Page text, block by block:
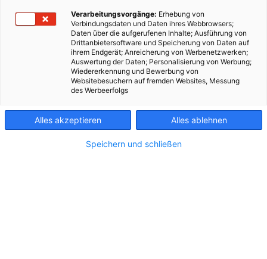
Verarbeitungsvorgänge: Erhebung von
Verbindungsdaten und Daten ihres Webbrowsers;
Daten über die aufgerufenen Inhalte; Ausführung von
Drittanbietersoftware und Speicherung von Daten auf
ihrem Endgerät; Anreicherung von Werbenetzwerken;
Auswertung der Daten; Personalisierung von Werbung;
Wiedererkennung und Bewerbung von
Websitebesuchern auf fremden Websites, Messung
des Werbeerfolgs
Alles akzeptieren Alles ablehnen
Speichern und schließen